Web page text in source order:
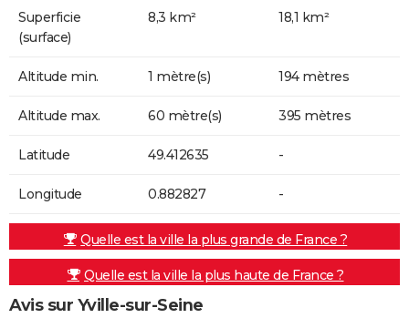
Superficie
(surface)
8,3 km² 18,1 km²
Altitude min. 1 mètre(s) 194 mètres
Altitude max. 60 mètre(s) 395 mètres
Latitude 49.412635 -
Longitude 0.882827 -
Quelle est la ville la plus grande de France ?
Quelle est la ville la plus haute de France ?
Avis sur Yville-sur-Seine